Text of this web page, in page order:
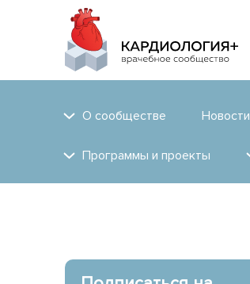
О сообществе Новости
Программы и проекты